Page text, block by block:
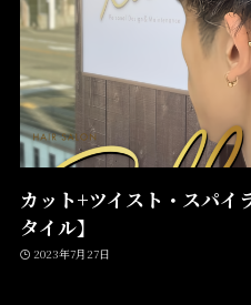
カット+ツイスト・スパイ
タイル】
2023年7月27日